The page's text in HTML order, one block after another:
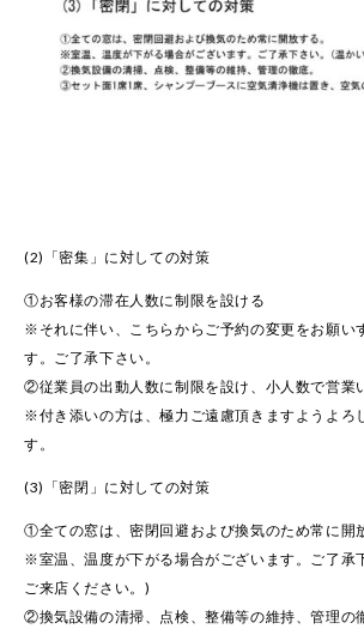
(2)「密集」に対しての対策
①お客様の滞在人数に制限を設ける
※それに伴い、こちらからご予約の変更をお願い
す。ご了承下さい。
②従業員の出動人数に制限を設け、小人数で営業
※付き添いの方は、極力ご遠慮頂きますようよろ
す。
(3)「密閉」に対しての対策
①全ての窓は、密閉回避および換気のため常に開
※室温、温度が下がる場合がございます。ご了承
ご来店ください。)
②換気設備の清掃、点検、整備等の維持、管理の